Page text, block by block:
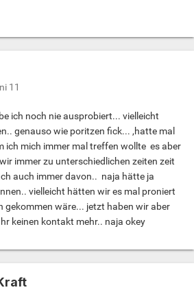
11
ich noch nie ausprobiert... vielleicht
genauso wie poritzen fick... ,hatte mal
ich mich immer mal treffen wollte es aber
immer zu unterschiedlichen zeiten zeit
auch immer davon.. naja hätte ja
vielleicht hätten wir es mal proniert
gekommen wäre... jetzt haben wir aber
keinen kontakt mehr.. naja okey